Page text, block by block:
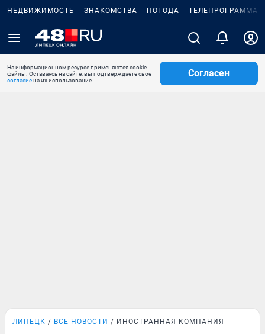
НЕДВИЖИМОСТЬ ЗНАКОМСТВА ПОГОДА ТЕЛЕПРОГРАММА
На информационном ресурсе применяются cookie-
файлы. Оставаясь на сайте, вы подтверждаете свое
согласиена их использование.
Согласен
ЛИПЕЦК ВСЕ НОВОСТИ ИНОСТРАННАЯ КОМПАНИЯ